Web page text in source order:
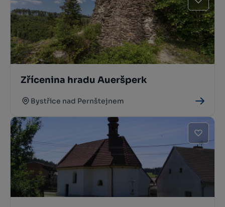
Zřícenina hradu Aueršperk
Bystřice nad Pernštejnem